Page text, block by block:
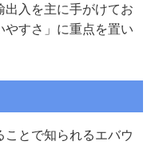
入を主に手がけてお
やすさ」に重点を置い
とで知られるエバウ